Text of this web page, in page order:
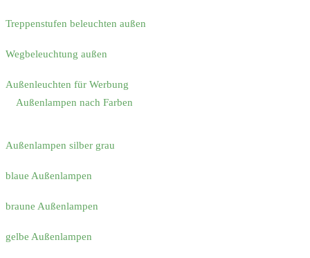
Treppenstufen beleuchten außen
Wegbeleuchtung außen
Außenleuchten für Werbung
Außenlampen nach Farben
Außenlampen silber grau
blaue Außenlampen
braune Außenlampen
gelbe Außenlampen